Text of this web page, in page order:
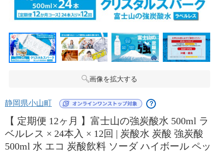
画像を拡大する
静岡県小山町 ？
【 定期便 12ヶ月 】富士山の強炭酸水 500ml ラ
ベルレス × 24本入 × 12回 | 炭酸水 炭酸 強炭酸
500ml 水 エコ 炭酸飲料 ソーダ ハイボール ペッ